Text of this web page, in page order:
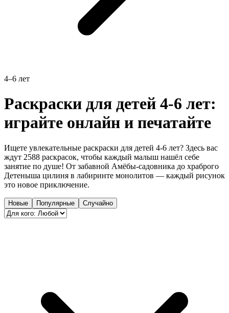
4–6 лет
Раскраски для детей 4-6 лет:
играйте онлайн и печатайте
Ищете увлекательные раскраски для детей 4-6 лет? Здесь вас
ждут 2588 раскрасок, чтобы каждый малыш нашёл себе
занятие по душе! От забавной Амёбы-садовника до храброго
Детеныша цилиня в лабиринте монолитов — каждый рисунок
это новое приключение.
Новые Популярные Случайно